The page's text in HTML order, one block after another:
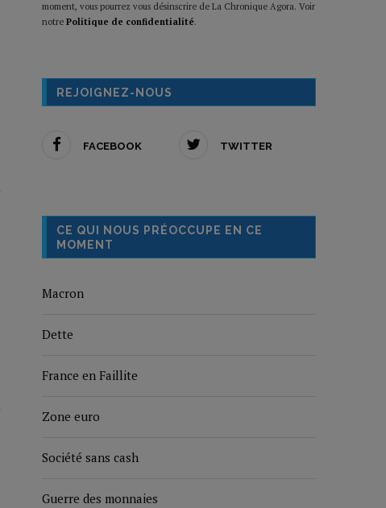
moment, vous pourrez vous désinscrire de La Chronique Agora. Voir
notre Politique de confidentialité.
REJOIGNEZ-NOUS
FACEBOOK TWITTER
CE QUI NOUS PRÉOCCUPE EN CE
MOMENT
Macron
Dette
France en Faillite
Zone euro
Société sans cash
Guerre des monnaies